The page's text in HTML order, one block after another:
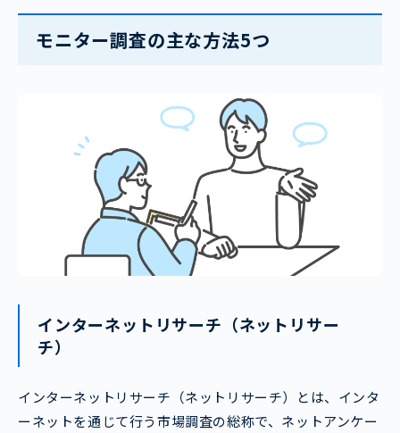
モニター調査の主な方法5つ
インターネットリサーチ（ネットリサー
チ）
インターネットリサーチ（ネットリサーチ）とは、インタ
ーネットを通じて行う市場調査の総称で、ネットアンケー